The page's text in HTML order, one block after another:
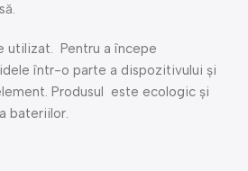
utilizat. Pentru a începe
într-o parte a dispozitivului și
Produsul este ecologic și
bateriilor.